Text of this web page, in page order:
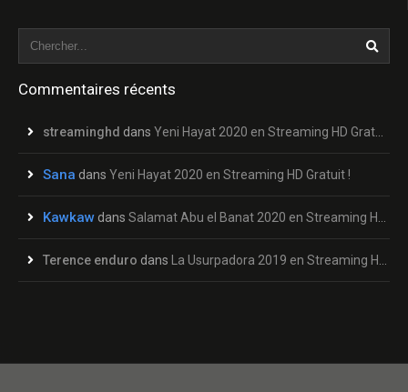
Commentaires récents
streaminghd dans Yeni Hayat 2020 en Streaming HD Gratuit !
Sana dans Yeni Hayat 2020 en Streaming HD Gratuit !
Kawkaw dans Salamat Abu el Banat 2020 en Streaming HD Gratuit !
Terence enduro dans La Usurpadora 2019 en Streaming HD Gratuit !